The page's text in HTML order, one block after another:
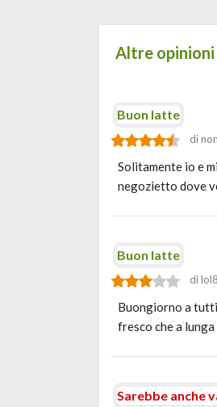
Altre
Buon latte
di
Solitamente io e
negozietto dove
Buon latte
di
Buongiorno a
fresco che a
Sarebbe anche